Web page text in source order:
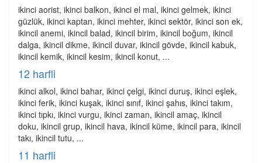
ikinci aorist, ikinci balkon, ikinci el mal, ikinci gelmek, ikinci
güzlük, ikinci kaptan, ikinci mehter, ikinci sektör, ikinci son ek,
ikincil anemi, ikincil balad, ikincil birim, ikincil boğum, ikincil
dalga, ikincil dikme, ikincil duvar, ikincil gövde, ikincil kabuk,
ikincil kemik, ikincil kesim, ikincil konut, ...
12 harfli
ikinci alkol, ikinci bahar, ikinci çelgi, ikinci duruş, ikinci eşlek,
ikinci ferik, ikinci kuşak, ikinci sınıf, ikinci şahıs, ikinci takım,
ikinci tıpkı, ikinci vurgu, ikinci zaman, ikincil amaç, ikincil
doku, ikincil grup, ikincil hava, ikincil küme, ikincil para, ikincil
takı, ikincil tutu, ...
11 harfli